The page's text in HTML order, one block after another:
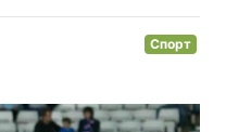
Спорт